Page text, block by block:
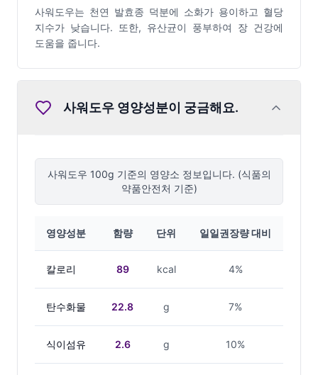
사워도우는 천연 발효종 덕분에 소화가 용이하고 혈당
지수가 낮습니다. 또한, 유산균이 풍부하여 장 건강에
도움을 줍니다.
사워도우 영양성분이 궁금해요.
사워도우 100g 기준의 영양소 정보입니다. (식품의
약품안전처 기준)
영양성분 함량 단위 일일권장량 대비
칼로리 89 kcal 4%
탄수화물 22.8 g 7%
식이섬유 2.6 g 10%